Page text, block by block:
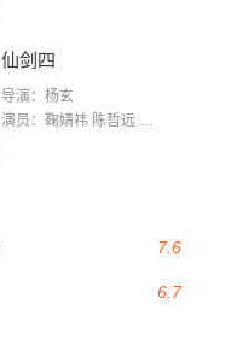
仙剑四
导演：杨玄
演员：鞠婧祎 陈哲远 茅子俊 毛晓慧 王媛可 张志浩 林枫松 张帆（演员）
7.6
6.7